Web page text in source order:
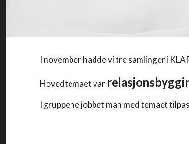
I november hadde vi tre samlinger i
Hovedtemaet var
I gruppene jobbet man med temaet